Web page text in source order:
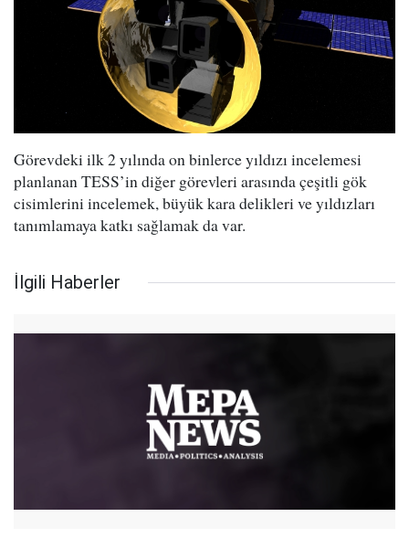
Görevdeki ilk 2 yılında on binlerce yıldızı incelemesi
planlanan TESS’in diğer görevleri arasında çeşitli gök
cisimlerini incelemek, büyük kara delikleri ve yıldızları
tanımlamaya katkı sağlamak da var.
İlgili Haberler